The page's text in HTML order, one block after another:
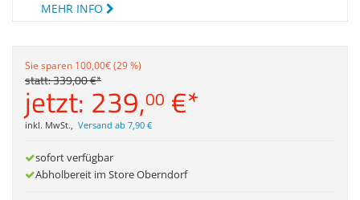
MEHR INFO
Sie sparen 100,00€ (29 %)
statt:339,00€*
jetzt: 239,00 €*
inkl. MwSt., Versand ab 7,90 €
sofort verfügbar
Abholbereit im Store Oberndorf